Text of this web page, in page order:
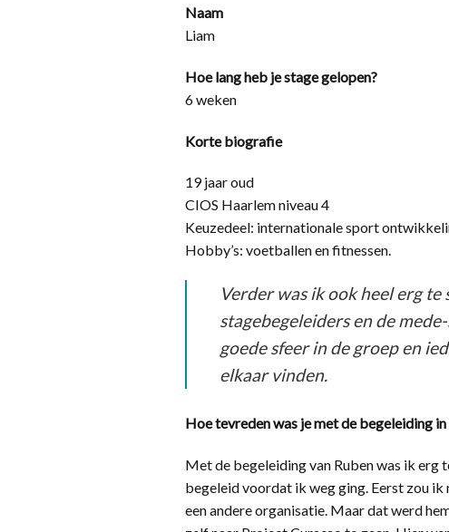
Naam
Liam
Hoe lang heb je stage gelopen?
6 weken
Korte biografie
19 jaar oud
CIOS Haarlem niveau 4
Keuzedeel: internationale sport
Hobby’s: voetballen en fitnessen.
Verder was ik ook heel erg te
stagebegeleiders en de
goede sfeer in de groep en
elkaar vinden.
Hoe tevreden was je met de begeleiding
Met de begeleiding van Ruben was ik erg
begeleid voordat ik weg ging. Eerst zou ik
een andere organisatie. Maar dat werd